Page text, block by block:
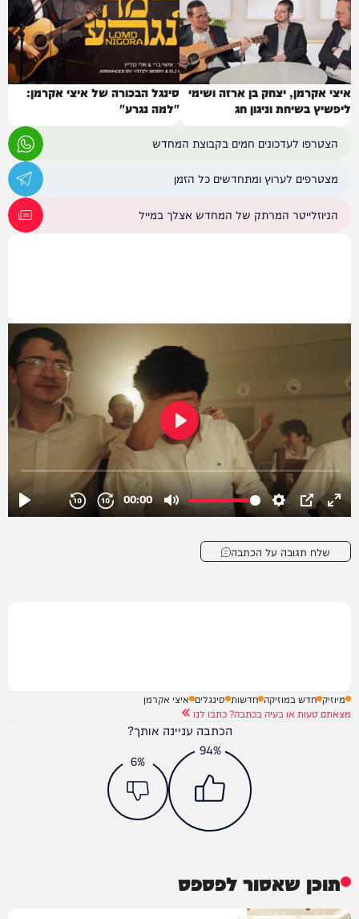
איצי אקרמן, יצחק בן ארזה ושימי
ליפשיץ בשיחת וניגון חג
סינגל הבכורה של איצי אקרמן:
"למה נגרע"
הצטרפו לעדכונים חמים בקבוצת המחדש
מצטרפים לערוץ ומתחדשים כל הזמן
הניוזלייטר המרתק של המחדש אצלך במייל
שלח תגובה על הכתבה
מיוזיק חדש במוזיקה חדשות סינגלים איצי אקרמן
מצאתם טעות או בעיה בכתבה? כתבו לנו
הכתבה עניינה אותך?
94%
6%
תוכן שאסור לפספס